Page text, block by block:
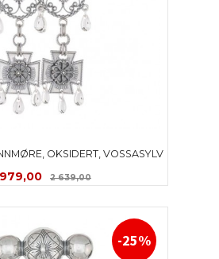
OKSIDERT, VOSSASYLV
979,00 2 639,00Rabatt
-25%